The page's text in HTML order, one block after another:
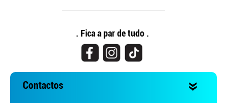
. Fica a par de tudo .
Contactos